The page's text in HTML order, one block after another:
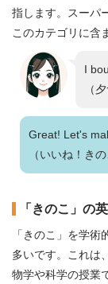
指します。スーパ
このカテゴリに含
I
（
Great! Let's
（いいね！き
「きのこ」の
「きのこ」を学
多いです。これは
物学や科学の授業